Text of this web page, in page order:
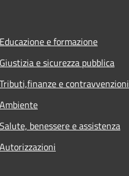
Educazione e formazione
Giustizia e sicurezza pubblica
Tributi,finanze e contravvenzioni
Ambiente
Salute, benessere e assistenza
Autorizzazioni